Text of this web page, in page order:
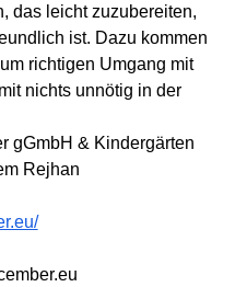
das leicht zuzubereiten,
ist. Dazu kommen
richtigen Umgang mit
nichts unnötig in der
gGmbH & Kindergärten
Rejhan